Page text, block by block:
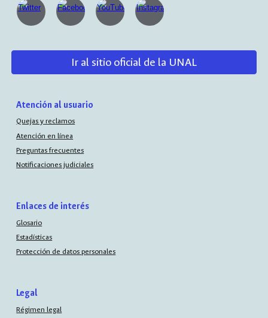
Ir al sitio oficial de la UNAL
Atención al usuario
Quejas y reclamos
Atención en línea
Preguntas frecuentes
Notificaciones judiciales
Enlaces de interés
Glosario
Estadísticas
Protección de datos personales
Legal
Régimen legal